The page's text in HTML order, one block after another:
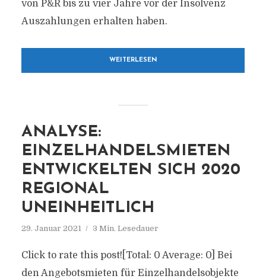
von P&R bis zu vier Jahre vor der Insolvenz
Auszahlungen erhalten haben.
WEITERLESEN
ANALYSE:
EINZELHANDELSMIETEN
ENTWICKELTEN SICH 2020
REGIONAL
UNEINHEITLICH
29. Januar 2021 3 Min. Lesedauer
Click to rate this post![Total: 0 Average: 0] Bei
den Angebotsmieten für Einzelhandelsobjekte